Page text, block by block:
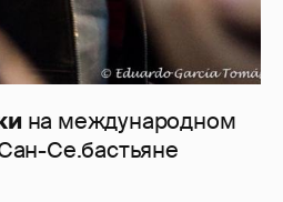
на международном
Се.бастьяне